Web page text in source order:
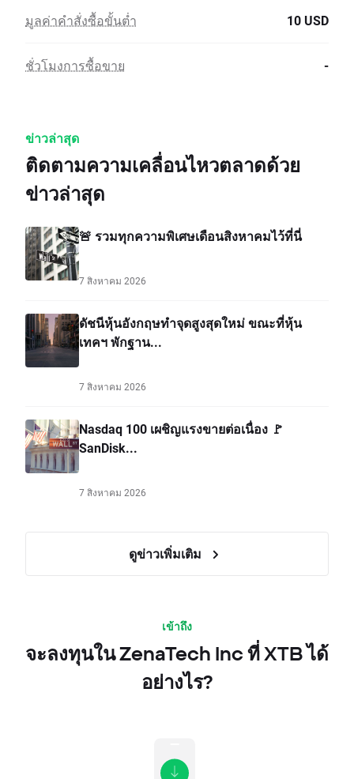
มูลค่าคำสั่งซื้อขั้นต่ำ 10 USD
ชั่วโมงการซื้อขาย -
ข่าวล่าสุด
ติดตามความเคลื่อนไหวตลาดด้วย
ข่าวล่าสุด
🚨 รวมทุกความพิเศษเดือนสิงหาคมไว้ที่นี่
7 สิงหาคม 2026
ดัชนีหุ้นอังกฤษทำจุดสูงสุดใหม่ ขณะที่หุ้น
เทคฯ พักฐาน...
7 สิงหาคม 2026
Nasdaq 100 เผชิญแรงขายต่อเนื่อง 🚩
SanDisk...
7 สิงหาคม 2026
ดูข่าวเพิ่มเติม
เข้าถึง
จะลงทุนใน ZenaTech Inc ที่ XTB ได้
อย่างไร?